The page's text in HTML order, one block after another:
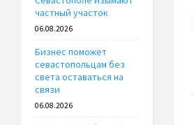
частный участок
06.08.2026
Бизнес поможет
севастопольцам без
света оставаться на
связи
06.08.2026